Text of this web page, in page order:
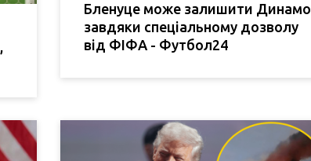
Бленуце може залишити Динамо
завдяки спеціальному дозволу
від ФІФА - Футбол24